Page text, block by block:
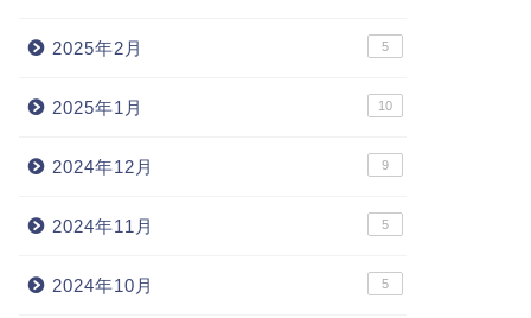
2025年2月 5
2025年1月 10
2024年12月 9
2024年11月 5
2024年10月 5